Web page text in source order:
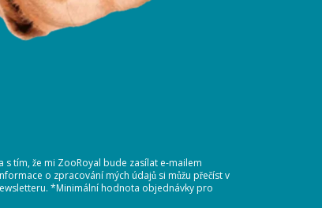
s tím, že mi ZooRoyal bude zasílat e-mailem
o zpracování mých údajů si můžu přečíst v
*Minimální hodnota objednávky pro